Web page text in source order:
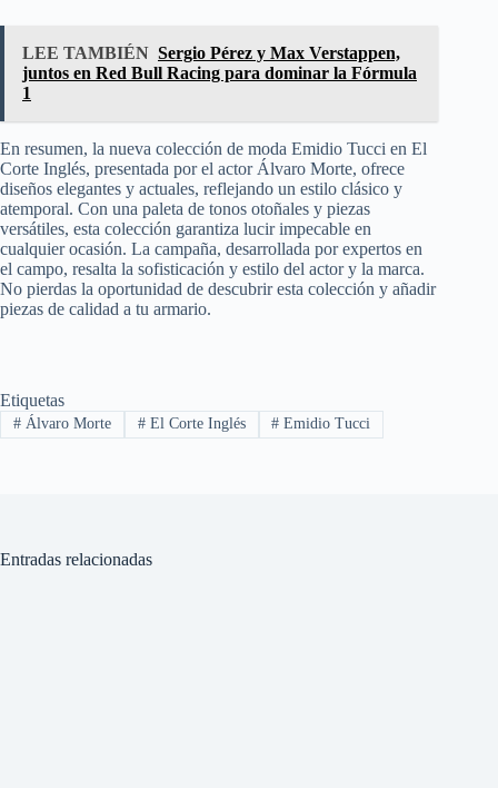
LEE TAMBIÉN Sergio Pérez y Max Verstappen,
juntos en Red Bull Racing para dominar la Fórmula
1
En resumen, la nueva colección de moda Emidio Tucci en El
Corte Inglés, presentada por el actor Álvaro Morte, ofrece
diseños elegantes y actuales, reflejando un estilo clásico y
atemporal. Con una paleta de tonos otoñales y piezas
versátiles, esta colección garantiza lucir impecable en
cualquier ocasión. La campaña, desarrollada por expertos en
el campo, resalta la sofisticación y estilo del actor y la marca.
No pierdas la oportunidad de descubrir esta colección y añadir
piezas de calidad a tu armario.
Etiquetas
#Álvaro Morte #El Corte Inglés # Emidio Tucci
Entradas relacionadas